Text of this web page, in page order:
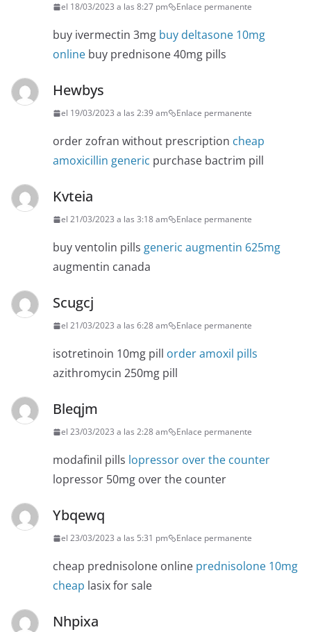
el 18/03/2023 a las 8:27 pm Enlace permanente
buy ivermectin 3mg buy deltasone 10mg
online buy prednisone 40mg pills
Hewbys
el 19/03/2023 a las 2:39 am Enlace permanente
order zofran without prescription cheap
amoxicillin generic purchase bactrim pill
Kvteia
el 21/03/2023 a las 3:18 am Enlace permanente
buy ventolin pills generic augmentin 625mg
augmentin canada
Scugcj
el 21/03/2023 a las 6:28 am Enlace permanente
isotretinoin 10mg pill order amoxil pills
azithromycin 250mg pill
Bleqjm
el 23/03/2023 a las 2:28 am Enlace permanente
modafinil pills lopressor over the counter
lopressor 50mg over the counter
Ybqewq
el 23/03/2023 a las 5:31 pm Enlace permanente
cheap prednisolone online prednisolone 10mg
cheap lasix for sale
Nhpixa